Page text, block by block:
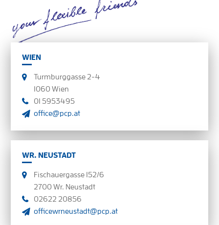
WIEN
Turmburggasse 2-4
1060 Wien
01 5953495
office@pcp.at
WR. NEUSTADT
Fischauergasse 152/6
2700 Wr. Neustadt
02622 20856
officewrneustadt@pcp.at